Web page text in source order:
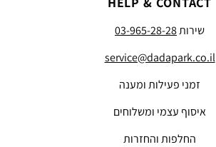
שירות03-965-28-28
service@dadapark.co.il
זמני פעילות ומענה
איסוף עצמי ומשלוחים
החלפות והחזרות